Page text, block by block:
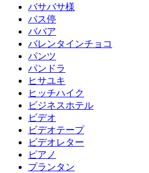
バサバサ様
バス停
ババア
バレンタインチョコ
パンツ
パンドラ
ヒサユキ
ヒッチハイク
ビジネスホテル
ビデオ
ビデオテープ
ビデオレター
ピアノ
プランタン